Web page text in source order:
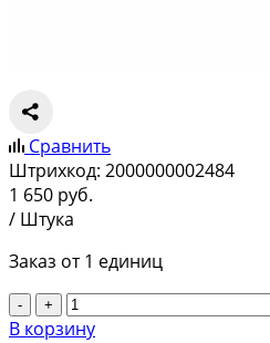
Сравнить
Штрихкод: 2000000002484
1 650 руб.
/ Штука
Заказ от 1 единиц
- +
В корзину